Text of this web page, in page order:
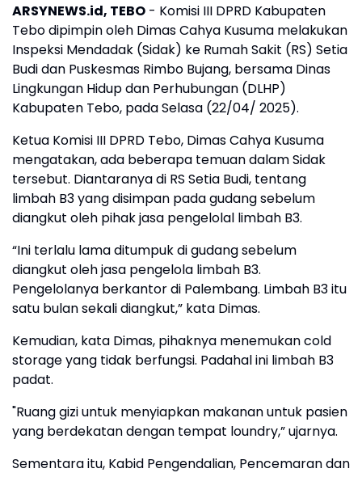
ARSYNEWS.id, TEBO - Komisi III DPRD Kabupaten
Tebo dipimpin oleh Dimas Cahya Kusuma melakukan
Inspeksi Mendadak (Sidak) ke Rumah Sakit (RS) Setia
Budi dan Puskesmas Rimbo Bujang, bersama Dinas
Lingkungan Hidup dan Perhubungan (DLHP)
Kabupaten Tebo, pada Selasa (22/04/ 2025).
Ketua Komisi III DPRD Tebo, Dimas Cahya Kusuma
mengatakan, ada beberapa temuan dalam Sidak
tersebut. Diantaranya di RS Setia Budi, tentang
limbah B3 yang disimpan pada gudang sebelum
diangkut oleh pihak jasa pengelolal limbah B3.
“Ini terlalu lama ditumpuk di gudang sebelum
diangkut oleh jasa pengelola limbah B3.
Pengelolanya berkantor di Palembang. Limbah B3 itu
satu bulan sekali diangkut,” kata Dimas.
Kemudian, kata Dimas, pihaknya menemukan cold
storage yang tidak berfungsi. Padahal ini limbah B3
padat.
"Ruang gizi untuk menyiapkan makanan untuk pasien
yang berdekatan dengan tempat loundry,” ujarnya.
Sementara itu, Kabid Pengendalian, Pencemaran dan